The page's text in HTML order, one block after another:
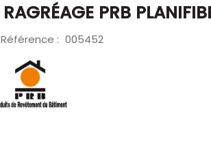
RAGRÉAGE PRB
Référence : 005452